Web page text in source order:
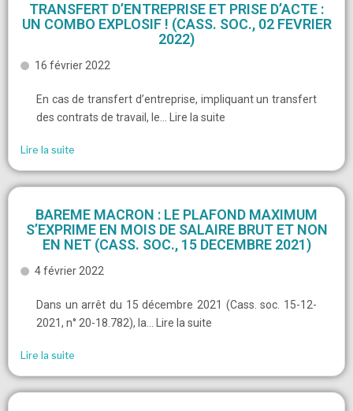
TRANSFERT D’ENTREPRISE ET PRISE D’ACTE :
UN COMBO EXPLOSIF ! (CASS. SOC., 02 FEVRIER
2022)
16 février 2022
En cas de transfert d’entreprise, impliquant un transfert
des contrats de travail, le… Lire la suite
Lire la suite
BAREME MACRON : LE PLAFOND MAXIMUM
S’EXPRIME EN MOIS DE SALAIRE BRUT ET NON
EN NET (CASS. SOC., 15 DECEMBRE 2021)
4 février 2022
Dans un arrêt du 15 décembre 2021 (Cass. soc. 15-12-
2021, n° 20-18.782), la… Lire la suite
Lire la suite